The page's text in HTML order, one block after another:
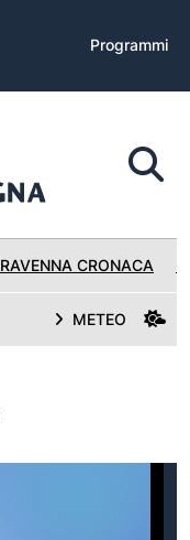
Programmi
RAVENNA CRONACA
METEO